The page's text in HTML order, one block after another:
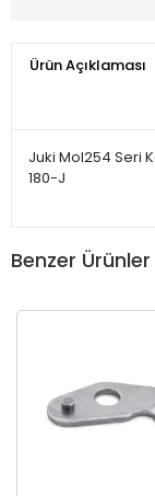
Ürün Açıklaması
Juki Mol254 Seri
180-J
Benzer Ürünler